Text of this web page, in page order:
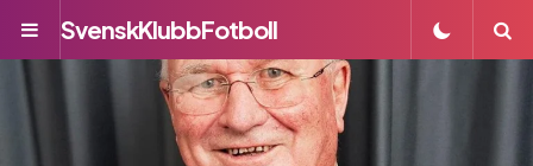
Menu
SvenskKlubbFotboll